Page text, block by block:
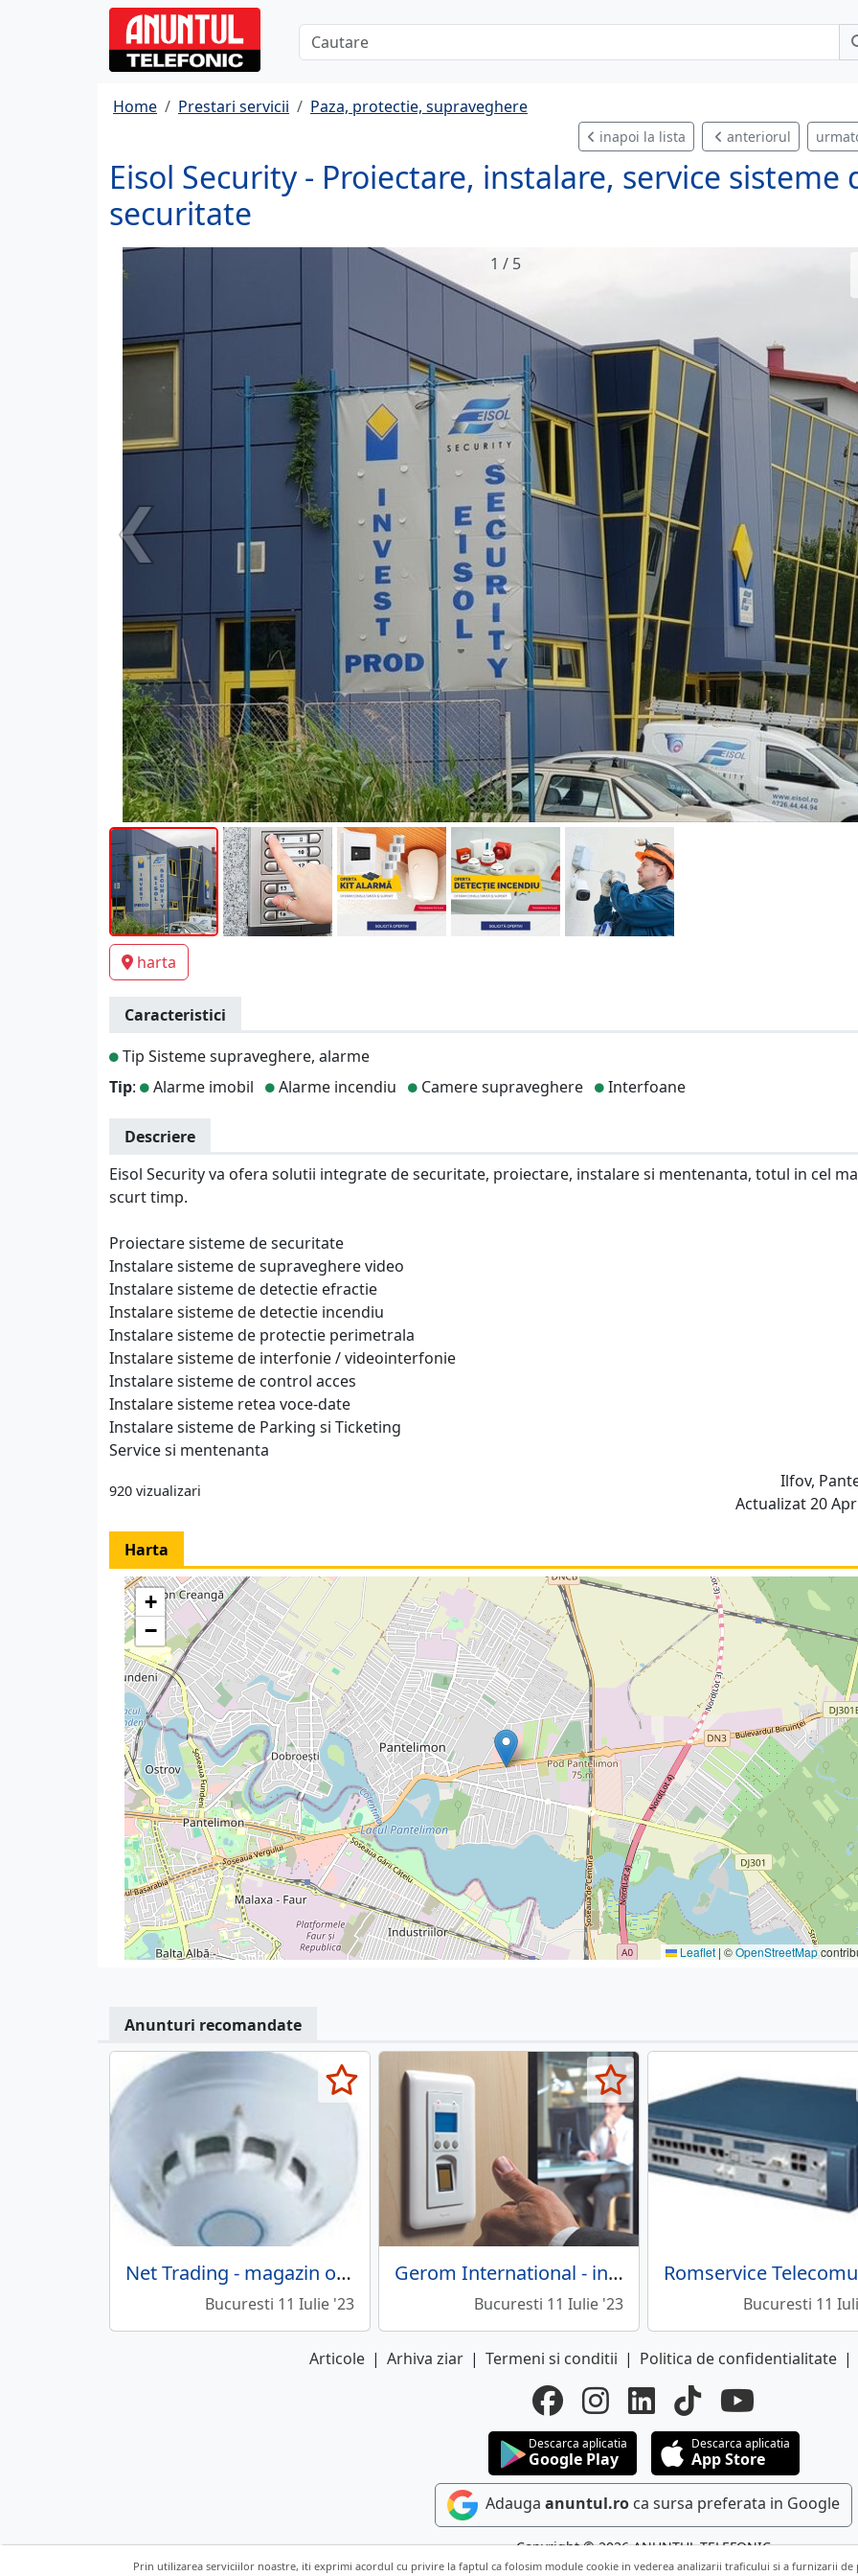
Home Prestari servicii Paza, protectie, supraveghere
inapoi la lista anteriorul
Eisol Security - Proiectare, instalare, service sisteme
securitate
1 / 5
harta
Caracteristici
Tip Sisteme supraveghere, alarme
Tip: Alarme imobil Alarme incendiu Camere supraveghere Interfoane
Descriere
Eisol Security va ofera solutii integrate de securitate, proiectare, instalare si mentenanta, totul in cel
scurt timp.
Proiectare sisteme de securitate
Instalare sisteme de supraveghere video
Instalare sisteme de detectie efractie
Instalare sisteme de detectie incendiu
Instalare sisteme de protectie perimetrala
Instalare sisteme de interfonie / videointerfonie
Instalare sisteme de control acces
Instalare sisteme retea voce-date
Instalare sisteme de Parking si Ticketing
Service si mentenanta
920 vizualizari
Ilfov,
Actualizat 20
Harta
+
−
Leaflet | ©OpenStreetMap
Anunturi recomandate
Net Trading - magazin online sisteme supraveghere, alarme
Bucuresti 11 Iulie '23
Gerom International - instalare sisteme supraveghere video
Bucuresti 11 Iulie '23 Bucuresti 11
Articole | Arhiva ziar | Termeni si conditii | Politica de confidentialitate |
Descarca aplicatia
Google Play
Descarca aplicatia
App Store
Adauga anuntul.ro ca sursa preferata in Google
Copyright © 2026 ANUNTUL TELEFONIC
Toate drepturile rezervate.
Prin utilizarea serviciilor noastre, iti exprimi acordul cu privire la faptul ca folosim module cookie in vederea analizarii traficului si a furnizarii